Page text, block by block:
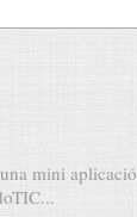
mini